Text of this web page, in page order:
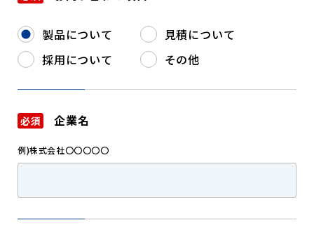
製品について
見積について
採用について
その他
必須 企業名
例)株式会社〇〇〇〇〇